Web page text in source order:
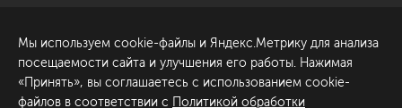
Обсудить проект
ул. Академика Павлова, 6
к1
+7 (812) 200-95-55
Мы используем cookie-файлы и Яндекс.Метрику для анализа
посещаемости сайта и улучшения его работы. Нажимая
«Принять», вы соглашаетесь с использованием cookie-
файлов в соответствии с Политикой обработки